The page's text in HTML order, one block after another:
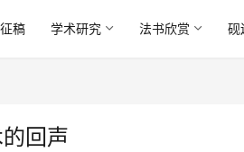
稿 学术研究 法书欣赏 砚
回声